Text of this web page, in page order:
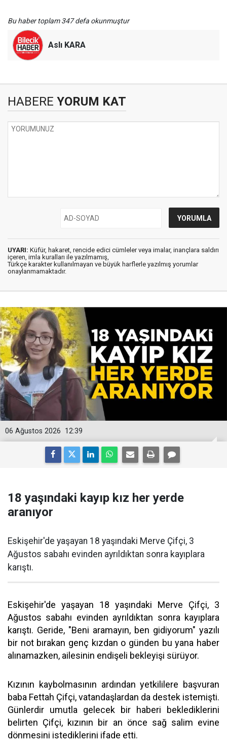
Bu haber toplam 347 defa okunmuştur
Aslı KARA
HABERE YORUM KAT
UYARI: Küfür, hakaret, rencide edici cümleler veya imalar, inançlara saldırı
içeren, imla kuralları ile yazılmamış,
Türkçe karakter kullanılmayan ve büyük harflerle yazılmış yorumlar
onaylanmamaktadır.
12:39
06 Ağustos 2026
18 yaşındaki kayıp kız her yerde
aranıyor
Eskişehir'de yaşayan 18 yaşındaki Merve Çifçi, 3
Ağustos sabahı evinden ayrıldıktan sonra kayıplara
karıştı.
Eskişehir'de yaşayan 18 yaşındaki Merve Çifçi, 3
Ağustos sabahı evinden ayrıldıktan sonra kayıplara
karıştı. Geride, "Beni aramayın, ben gidiyorum" yazılı
bir not bırakan genç kızdan o günden bu yana haber
alınamazken, ailesinin endişeli bekleyişi sürüyor.
Kızının kaybolmasının ardından yetkililere başvuran
baba Fettah Çifçi, vatandaşlardan da destek istemişti.
Günlerdir umutla gelecek bir haberi beklediklerini
belirten Çifçi, kızının bir an önce sağ salim evine
dönmesini istediklerini ifade etti.